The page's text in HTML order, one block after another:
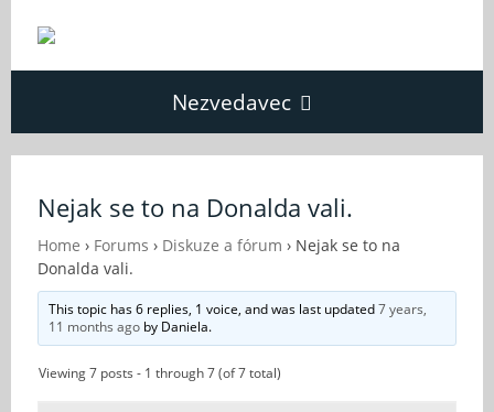
Nezvedavec
Fórum
O Nezvědavci
Kontakt
Nejak se to na Donalda vali.
Home › Forums › Diskuze a fórum › Nejak se to na
Donalda vali.
This topic has 6 replies, 1 voice, and was last updated7 years,
11 months ago by Daniela.
Viewing 7 posts - 1 through 7 (of 7 total)